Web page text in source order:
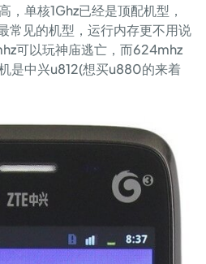
，单核1Ghz已经是顶配机型，
见的机型，运行内存更不用说
可以玩神庙逃亡，而624mhz
是中兴u812(想买u880的来着